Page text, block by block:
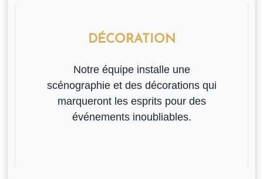
DÉCORATION
Notre équipe installe une
scénographie et des décorations qui
marqueront les esprits pour des
événements inoubliables.